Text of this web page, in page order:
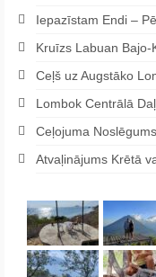
Iepazīstam Endi –
Kruīzs Labuan
Ceļš uz Augstāko
Lombok Centrālā
Ceļojuma
Atvaļinājums Krētā